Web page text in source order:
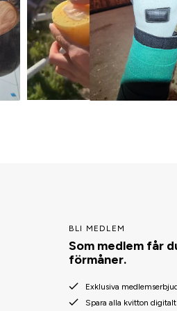
BLI MEDLEM
Som medlem får
förmåner.
Exklusiva
Spara alla kvitton digitalt